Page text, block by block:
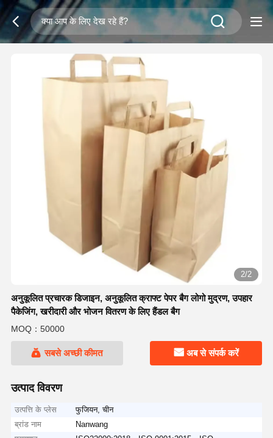
2/2
अनुकूलित प्रचारक डिजाइन, अनुकूलित क्राफ्ट पेपर बैग लोगो मुद्रण, उपहार
पैकेजिंग, खरीदारी और भोजन वितरण के लिए हैंडल बैग
MOQ：50000
सबसे अच्छी कीमत अब से संपर्क करें
उत्पाद विवरण
उत्पत्ति के प्लेस
फुजियन, चीन
ब्रांड नाम
Nanwang